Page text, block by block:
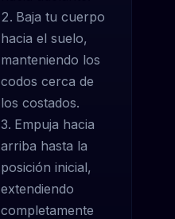
Baja tu cuerpo
hacia el suelo,
manteniendo los
codos cerca de
los costados.
Empuja hacia
arriba hasta la
posición inicial,
extendiendo
completamente